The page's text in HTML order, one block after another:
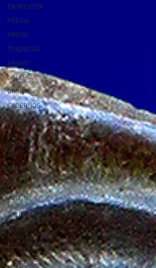
ENTREVISTA
POESIA
PROSA
TRADUÇÃO
ENSAIO
GALERIA
OPINIÃO
CADERNOS
DA
PALESTINA
VOLUME 5
NÚMERO 1 -
2020
VOLUME 5
NÚMERO 2 -
2020
VOLUME 6
NÚMERO 1 -
2021
VOLUME 7
NÚMERO 1 -
2022
VOLUME 8